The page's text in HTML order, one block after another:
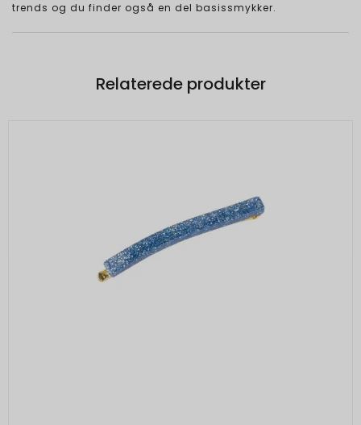
trends og du finder også en del basissmykker.
Relaterede produkter